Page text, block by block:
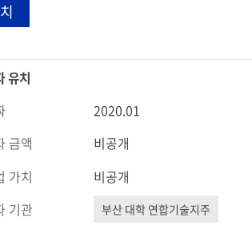
유치
2020.01
금액
비공개
가치
비공개
기관
부산 대학 연합기술지주